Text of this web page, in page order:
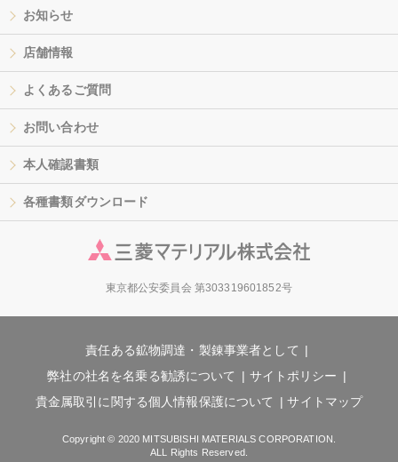
お知らせ
店舗情報
よくあるご質問
お問い合わせ
本人確認書類
各種書類ダウンロード
東京都公安委員会 第303319601852号
責任ある鉱物調達・製錬事業者として
弊社の社名を名乗る勧誘について
サイトポリシー
貴金属取引に関する個人情報保護について
サイトマップ
Copyright © 2020 MITSUBISHI MATERIALS CORPORATION.
ALL Rights Reserved.